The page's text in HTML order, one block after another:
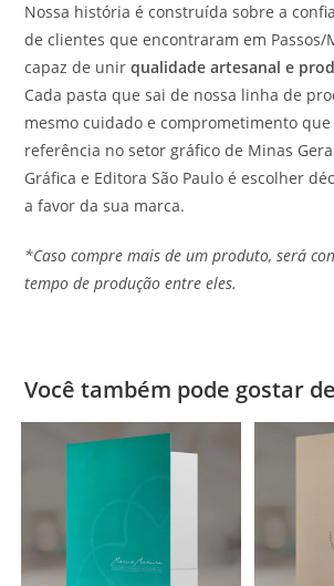
Nossa história é construída sobre a
de clientes que encontraram em Passos/
capaz de unirqualidade artesanal e
Cada pasta que sai de nossa linha de
mesmo cuidado e comprometimento
referência no setor gráfico de Minas
Gráfica e Editora São Paulo é escolher
a favor da sua marca.
*Caso compre mais de um produto, será
tempo de produção entre eles.
Você também pode gostar